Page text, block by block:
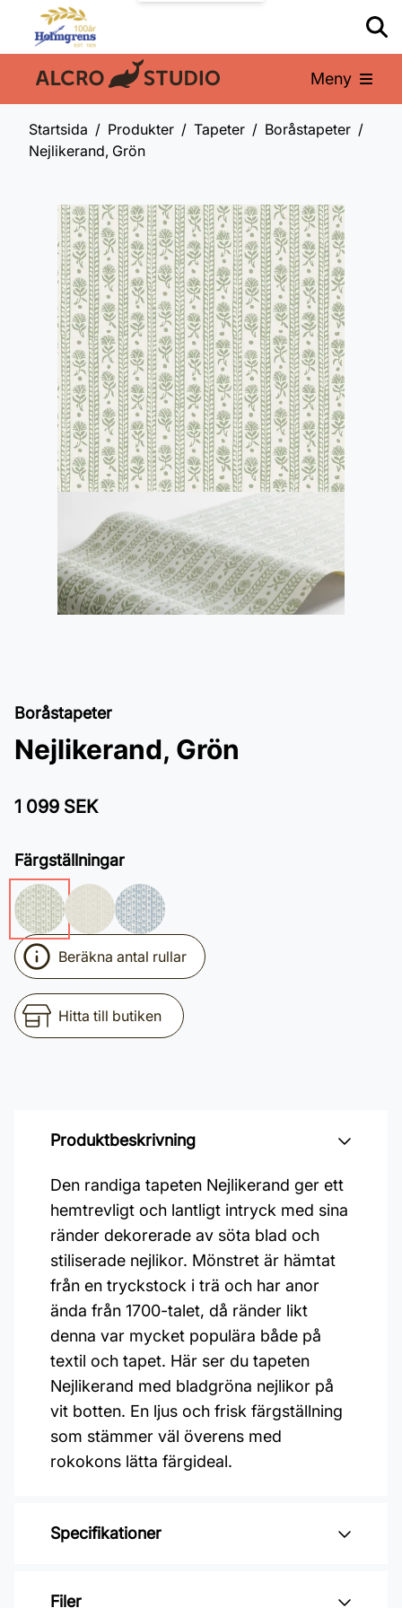
En del av: Meny
Startsida Produkter Tapeter
Boråstapeter
Nejlikerand, Grön
Boråstapeter
Nejlikerand, Grön
1 099 SEK
Färgställningar
Beräkna antal rullar
Hitta till butiken
Produktbeskrivning
Den randiga tapeten Nejlikerand ger ett
hemtrevligt och lantligt intryck med sina
ränder dekorerade av söta blad och
stiliserade nejlikor. Mönstret är hämtat
från en tryckstock i trä och har anor
ända från 1700-talet, då ränder likt
denna var mycket populära både på
textil och tapet. Här ser du tapeten
Nejlikerand med bladgröna nejlikor på
vit botten. En ljus och frisk färgställning
som stämmer väl överens med
rokokons lätta färgideal.
Specifikationer
Varumärke: Boråstapeter
Filer